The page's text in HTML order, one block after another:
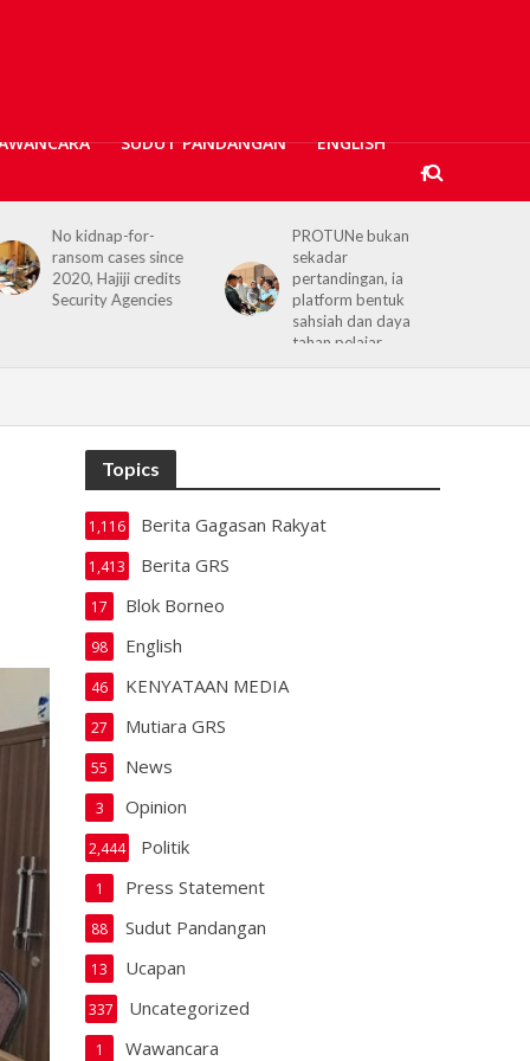
SUDUT PANDANGAN ENGLISH
No kidnap-for-
ransom cases since
2020, Hajiji credits
Security Agencies
PROTUNe bukan
sekadar
pertandingan, ia
platform bentuk
sahsiah dan daya
tahan pelajar
Topics
Berita Gagasan Rakyat
1,116
Berita GRS
1,413
Blok Borneo
17
English
98
KENYATAAN MEDIA
46
Mutiara GRS
27
News
55
Opinion
3
Politik
2,444
Press Statement
1
Sudut Pandangan
88
Ucapan
13
Uncategorized
337
Wawancara
1